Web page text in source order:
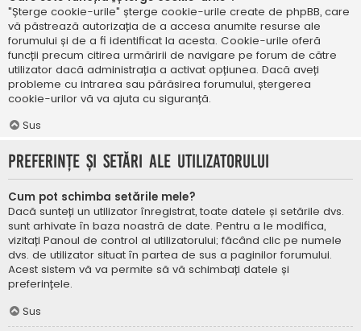
"Șterge cookie-urile" șterge cookie-urile create de phpBB, care
vă păstrează autorizația de a accesa anumite resurse ale
forumului și de a fi identificat la acesta. Cookie-urile oferă
funcții precum citirea urmăririi de navigare pe forum de către
utilizator dacă administrația a activat opțiunea. Dacă aveți
probleme cu intrarea sau părăsirea forumului, ștergerea
cookie-urilor vă va ajuta cu siguranță.
Sus
Preferințe și setări ale utilizatorului
Cum pot schimba setările mele?
Dacă sunteți un utilizator înregistrat, toate datele și setările dvs.
sunt arhivate în baza noastră de date. Pentru a le modifica,
vizitați Panoul de control al utilizatorului; făcând clic pe numele
dvs. de utilizator situat în partea de sus a paginilor forumului.
Acest sistem vă va permite să vă schimbați datele și
preferințele.
Sus